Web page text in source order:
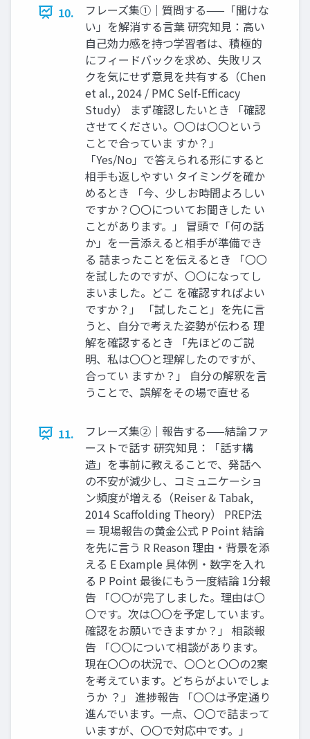
10.
フレーズ集①｜質問する——「聞けな
い」を解消する言葉 研究知見：高い
自己効力感を持つ学習者は、積極的
にフィードバックを求め、失敗リス
クを気にせず意見を共有する（Chen
et al., 2024 / PMC Self-Efficacy
Study） まず確認したいとき 「確認
させてください。〇〇は〇〇という
ことで合っていま すか？」
「Yes/No」で答えられる形にすると
相手も返しやすい タイミングを確か
めるとき 「今、少しお時間よろしい
ですか？〇〇についてお聞きした い
ことがあります。」 冒頭で「何の話
か」を一言添えると相手が準備でき
る 詰まったことを伝えるとき 「〇〇
を試したのですが、〇〇になってし
まいました。どこ を確認すればよい
ですか？」 「試したこと」を先に言
うと、自分で考えた姿勢が伝わる 理
解を確認するとき 「先ほどのご説
明、私は〇〇と理解したのですが、
合ってい ますか？」 自分の解釈を言
うことで、誤解をその場で直せる
11.
フレーズ集②｜報告する——結論ファ
ーストで話す 研究知見：「話す構
造」を事前に教えることで、発話へ
の不安が減少し、コミュニケーショ
ン頻度が増える（Reiser & Tabak,
2014 Scaffolding Theory） PREP法
＝ 現場報告の黄金公式 P Point 結論
を先に言う R Reason 理由・背景を添
える E Example 具体例・数字を入れ
る P Point 最後にもう一度結論 1分報
告 「〇〇が完了しました。理由は〇
〇です。次は〇〇を予定しています。
確認をお願いできますか？」 相談報
告 「〇〇について相談があります。
現在〇〇の状況で、〇〇と〇〇の2案
を考えています。どちらがよいでしょ
うか ？」 進捗報告 「〇〇は予定通り
進んでいます。一点、〇〇で詰まって
いますが、〇〇で対応中です。」